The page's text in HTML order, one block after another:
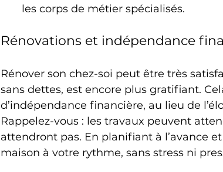
les corps de métier spécialisés.
Rénovations et indépendance
Rénover son chez-soi peut être très
sans dettes, est encore plus gratifiant.
d’indépendance financière, au lieu de
Rappelez-vous : les travaux peuvent
attendront pas. En planifiant à l’avance
maison à votre rythme, sans stress ni